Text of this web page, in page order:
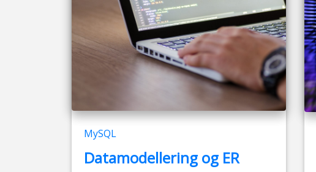
MySQL
Datamodellering og ER